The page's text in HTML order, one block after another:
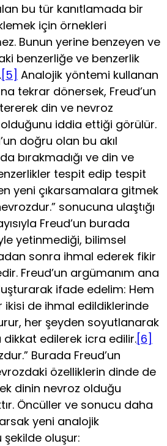
bu tür kanıtlamada bir
için örnekleri
Bunun yerine benzeyen ve
benzerliğe ve benzerlik
[5] Analojik yöntemi kullanan
tekrar dönersek, Freud’un
din ve nevroz
iddia ettiği görülür.
doğru olan bu akıl
bırakmadığı ve din ve
tespit edip tespit
yeni çıkarsamalara gitmek
sonucuna ulaştığı
Freud’un burada
yetinme­diği, bilimsel
sonra ihmal ederek fikir
Freud’un argümanım ana
ifade edelim: Hem
iki­si de ihmal edildiklerinde
her şeyden soyutlanarak
edilerek icra edilir.[6]
Burada Freud’un
özelliklerin dinde de
di­nin nevroz olduğu
Öncüller ve sonucu daha
yeni analojik
oluşur: